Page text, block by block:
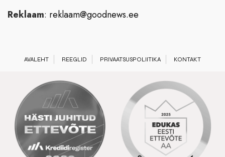
Reklaam: reklaam@goodnews.ee
AVALEHT REEGLID PRIVAATSUSPOLIITIKA KONTAKT